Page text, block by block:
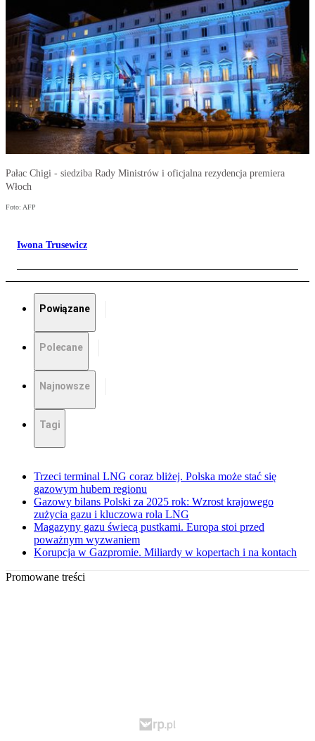
Pałac Chigi - siedziba Rady Ministrów i oficjalna rezydencja premiera
Włoch
Foto: AFP
Iwona Trusewicz
Powiązane
Polecane
Najnowsze
Tagi
Trzeci terminal LNG coraz bliżej. Polska może stać się
gazowym hubem regionu
Gazowy bilans Polski za 2025 rok: Wzrost krajowego
zużycia gazu i kluczowa rola LNG
Magazyny gazu świecą pustkami. Europa stoi przed
poważnym wyzwaniem
Korupcja w Gazpromie. Miliardy w kopertach i na kontach
Promowane treści